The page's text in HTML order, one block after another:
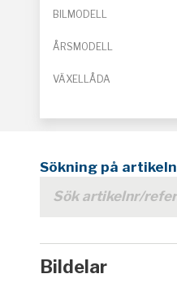
BILMODELL
ÅRSMODELL
VÄXELLÅDA
Sökning på
Bildelar